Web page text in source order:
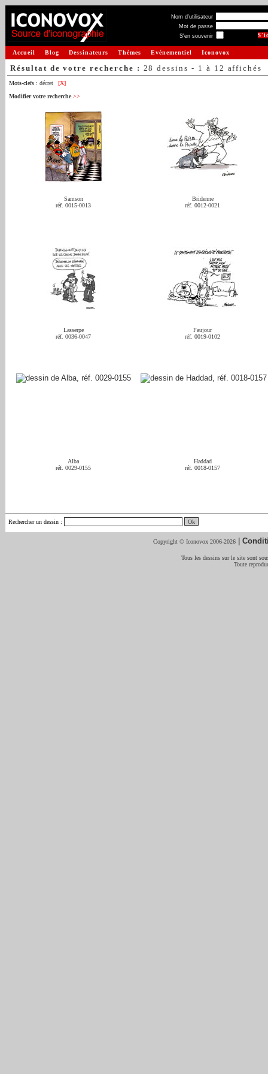
Nom d'utilisateur
Mot de passe
S'en souvenir
Accueil Blog Dessinateurs Thèmes Evénementiel Iconovox
Résultat de votre recherche : 28 dessins - 1 à 12 affichés
Mots-clefs : décret
[X]
Modifier votre recherche >>
Samson
réf. 0015-0013
Bridenne
réf. 0012-0021
Lasserpe
réf. 0036-0047
Faujour
réf. 0019-0102
Alba
réf. 0029-0155
Haddad
réf. 0018-0157
Rechercher un dessin :
Copyright © Iconovox 2006-2026 |
Tous les dessins sur le site sont
Toute